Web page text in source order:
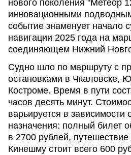
нового поколения "Метеор
инновационными
событие знаменует начало
навигации 2025 года на
соединяющем Нижний
Судно шло по маршруту с
остановками в Чкаловске,
Костроме. Время в пути
часов десять минут.
варьируется в зависимости
назначения: полный билет
в 2700 рублей,
Кинешму стоит всего 600